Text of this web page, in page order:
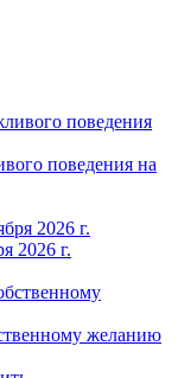
поведения на
2026 г.
желанию